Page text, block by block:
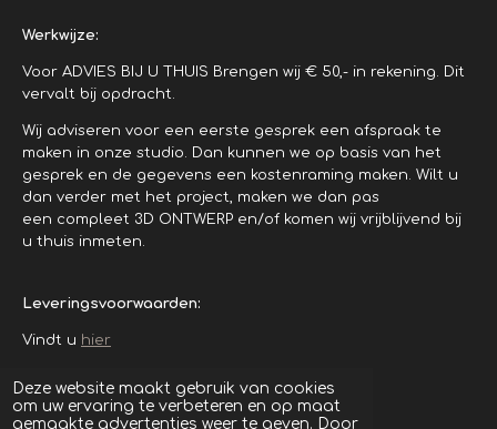
Deze website maakt gebruik van cookies
om uw ervaring te verbeteren en op maat
gemaakte advertenties weer te geven. Door
Werkwijze:
Voor ADVIES BIJ U THUIS Brengen wij € 50,- in rekening. Dit
vervalt bij opdracht.
Wij adviseren voor een eerste gesprek een afspraak te
maken in onze studio. Dan kunnen we op basis van het
gesprek en de gegevens een kostenraming maken. Wilt u
dan verder met het project, maken we dan pas
een compleet 3D ONTWERP en/of komen wij vrijblijvend bij
u thuis inmeten.
Leveringsvoorwaarden:
Vindt u hier
© 2024 - 2026 www.meijer-interieurs.nl
Powered byJouwWeb